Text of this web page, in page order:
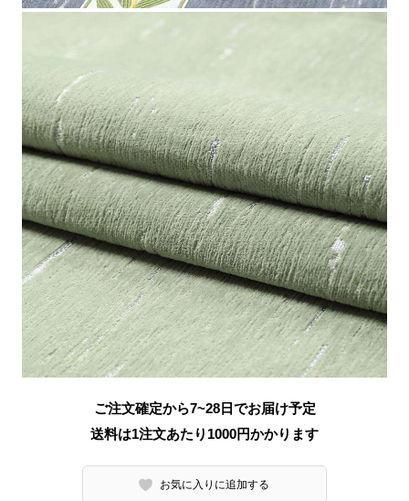
ご注文確定から7~28日でお届け予定
送料は1注文あたり 1000円かかります
お気に入りに追加する